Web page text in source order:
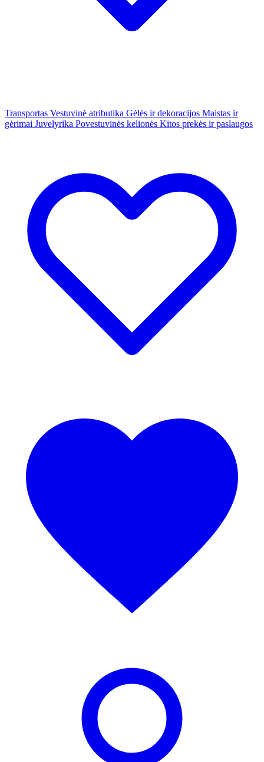
Transportas Vestuvinė atributika Gėlės ir dekoracijos Maistas ir
gėrimai Juvelyrika Povestuvinės kelionės Kitos prekės ir paslaugos